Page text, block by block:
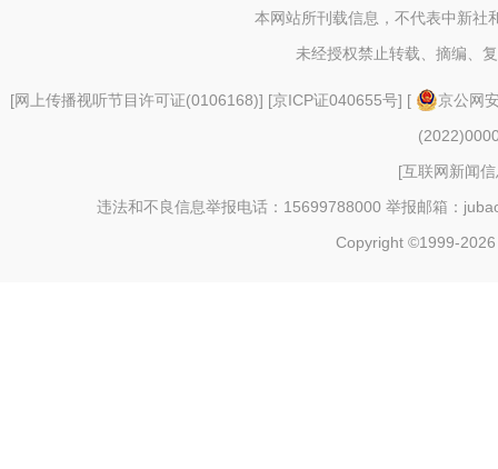
本网站所刊载信息，不代表中新社
未经授权禁止转载、摘编、
[网上传播视听节目许可证(0106168)] [京ICP证040655号] [
京公网
[互联网新闻
违法和不良信息举报电话：15699788000 举报邮箱：
Copyright ©1999-